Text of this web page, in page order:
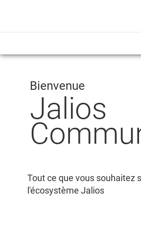
Bienvenue
Jalios
Tout ce que vous souhaitez
l'écosystème Jalios